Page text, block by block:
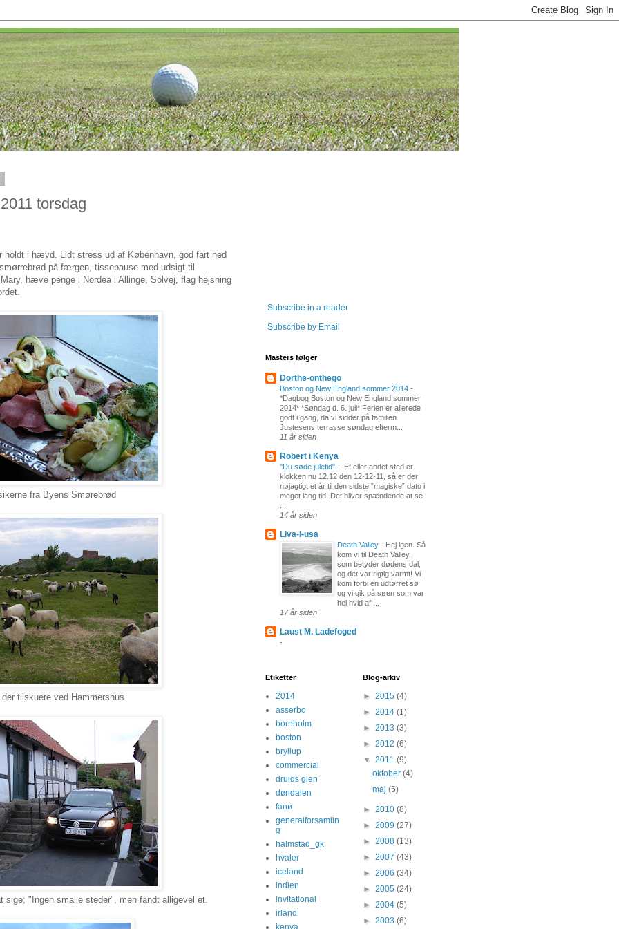
torsdag
holdt i hævd. Lidt stress ud af København, god fart ned
på færgen, tissepause med udsigt til
hæve penge i Nordea i Allinge, Solvej, flag hejsning
fra Byens Smørebrød
tilskuere ved Hammershus
sige; "Ingen smalle steder", men fandt alligevel et.
Subscribe in a reader
Subscribe by Email
Masters følger
Dorthe-onthego
Boston og New England sommer 2014 -
*Dagbog Boston og New England sommer
2014* *Søndag d. 6. juli* Ferien er allerede
godt i gang, da vi sidder på familien
Justesens terrasse søndag efterm...
11 år siden
Robert i Kenya
"Du søde juletid". - Et eller andet sted er
klokken nu 12.12 den 12-12-11, så er der
nøjagtigt et år til den sidste ”magiske” dato i
meget lang tid. Det bliver spændende at se
14 år siden
Liva-i-usa
Death Valley - Hej igen. Så
kom vi til Death Valley,
som betyder dødens dal,
og det var rigtig varmt! Vi
kom forbi en udtørret sø
og vi gik på søen som var
hel hvid af ...
17 år siden
Laust M. Ladefoged
-
Etiketter
2014
asserbo
bornholm
boston
bryllup
commercial
druids glen
døndalen
fanø
generalforsamlin
g
halmstad_gk
hvaler
iceland
indien
invitational
irland
kenya
Blog-arkiv
► 2015 (4)
► 2014 (1)
► 2013 (3)
► 2012 (6)
▼ 2011 (9)
oktober(4)
maj(5)
► 2010 (8)
► 2009 (27)
► 2008 (13)
► 2007 (43)
► 2006 (34)
► 2005 (24)
► 2004 (5)
► 2003 (6)